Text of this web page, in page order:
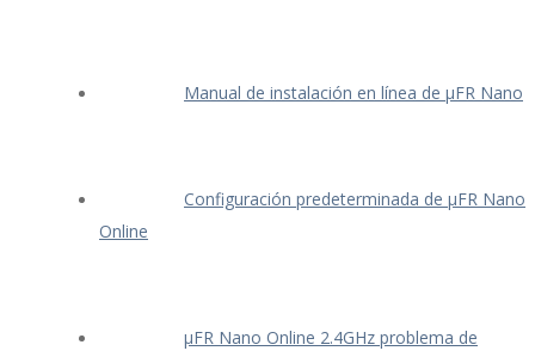
Manual de instalación en línea de μFR Nano
Configuración predeterminada de μFR Nano
Online
μFR Nano Online 2.4GHz problema de